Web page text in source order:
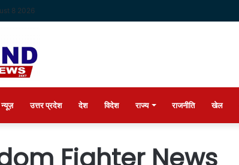
8 2026
न्यूज़ उत्तर प्रदेश देश विदेश राज्य राजनीति खेल
Fighter News